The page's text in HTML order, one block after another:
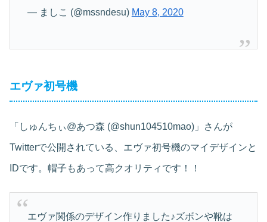
— ましこ (@mssndesu) May 8, 2020
エヴァ初号機
「しゅんちぃ@あつ森 (@shun104510mao)」さんが
Twitterで公開されている、エヴァ初号機のマイデザインと
IDです。帽子もあって高クオリティです！！
エヴァ関係のデザイン作りました♪ズボンや靴は